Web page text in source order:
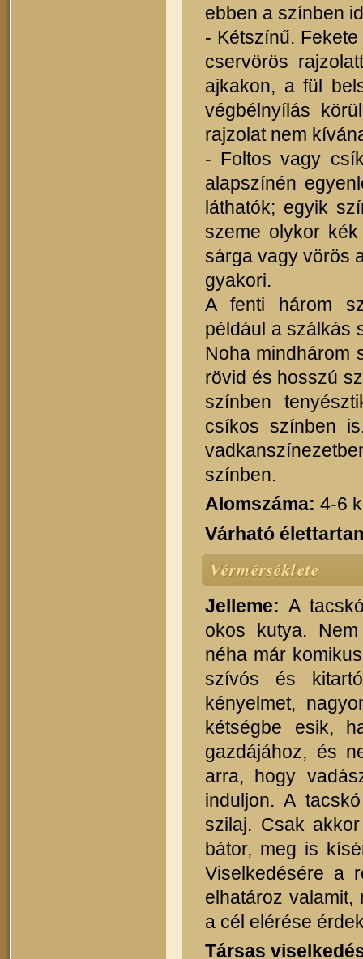
ebben a színben
- Kétszínű.
cservörös
ajkakon, a fül
végbélnyílás
rajzolat nem
- Foltos vagy
alapszínén
láthatók; egyik
szeme olykor
sárga vagy vörös
gyakori.
A fenti három
például a szálkás
Noha mindhárom
rövid és hosszú
színben
csíkos színben
színben.
Alomszáma: 4-6
Várható
Vérmérséklete
Jelleme: A
okos kutya.
néha már
szívós és
kényelmet,
kétségbe esik,
gazdájához, és
arra, hogy
induljon. A
szilaj. Csak
bátor, meg is
Viselkedésére a
elhatároz
a cél elérése
Társas